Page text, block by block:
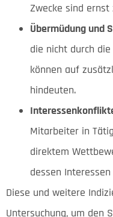
Zwecke sind
Übermüdung und
die nicht durch
können auf
hindeuten.
Mitarbeiter in
direktem
dessen
Diese und weitere
Untersuchung, um den